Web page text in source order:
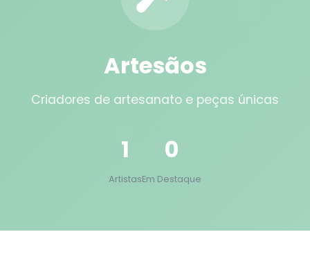
Artesãos
Criadores de artesanato e peças únicas
1
Artistas
0
Em Destaque